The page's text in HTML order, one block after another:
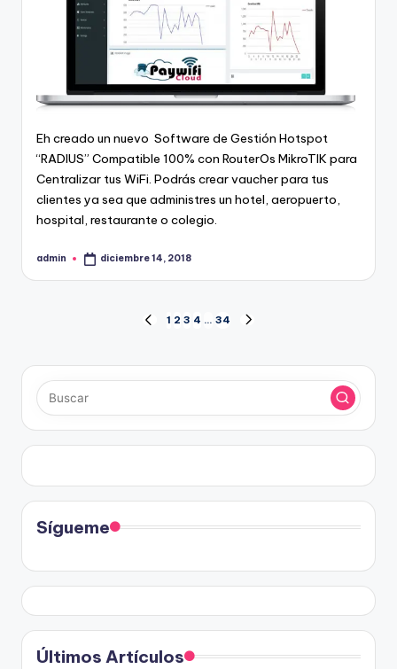
Eh creado un nuevo Software de Gestión Hotspot
“RADIUS” Compatible 100% con RouterOs MikroTIK para
Centralizar tus WiFi Podrás crear vaucher para tus
clientes ya sea que administres un hotel, aeropuerto,
hospital, restaurante o colegio.
Publicado
admin diciembre 14, 2018
Paginación
de
entradas
PÁGINA
1 2 3 4 … 34
Sígueme
Últimos Artículos